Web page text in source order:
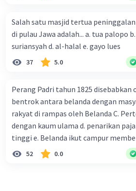
Salah satu masjid tertua
di pulau Jawa adalah... a. tua palopo b. mantingan c.
suriansyah d. al-halal e. gayo lues
37 5.0
Perang Padri tahun 1825 disebabkan
bentrok antara belanda dengan
rakyat di rampas oleh Belanda C.
dengan kaum ulama d. penarikan
tinggi e. Belanda ikut campur
52 0.0